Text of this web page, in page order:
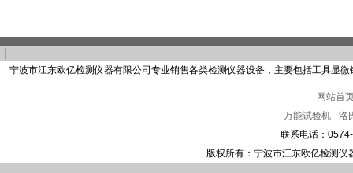
宁波市江东欧亿检测仪器有限公司专业销售各类检测仪器设备，主要包括工具显
网站首
万能试验机 - 洛
联系电话：
版权所有：宁波市江东欧亿检测